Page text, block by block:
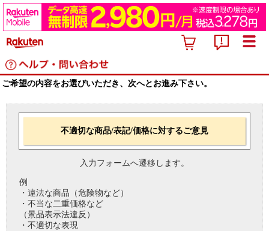
ご希望の内容をお選びいただき、次へとお進み下さい。
不適切な商品/表記/価格に対するご意見
入力フォームへ遷移します。
例
・違法な商品（危険物など）
・不当な二重価格など
（景品表示法違反）
・不適切な表現